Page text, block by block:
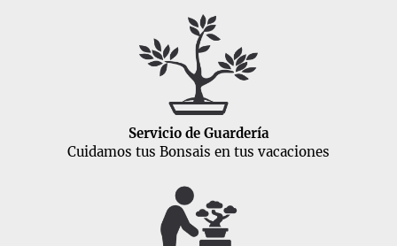
Servicio de Guardería
Cuidamos tus Bonsais en tus vacaciones